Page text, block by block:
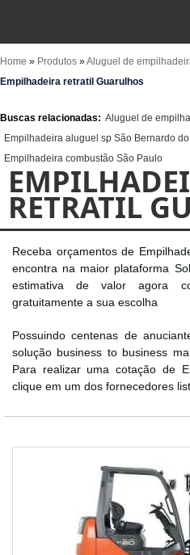
Home » Produtos »Aluguel de
Empilhadeira retratil Guarulhos
Buscas relacionadas: Aluguel de
Empilhadeira aluguel sp São Bernardo
Empilhadeira combustão São Paulo
RETRATIL
Receba orçamentos de
encontra na maior plataforma
estimativa de valor agora
gratuitamente a sua escolha
Possuindo centenas de
solução business to business
Para realizar uma cotação de
clique em um dos fornecedores